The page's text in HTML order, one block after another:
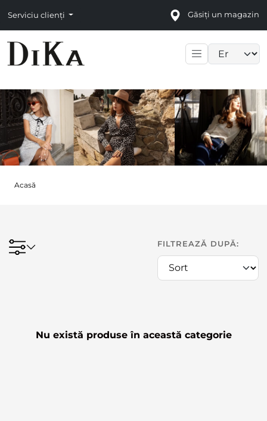
Serviciu clienți Găsiți un magazin
Acasă
FILTREAZĂ DUPĂ:
Nu există produse în această categorie